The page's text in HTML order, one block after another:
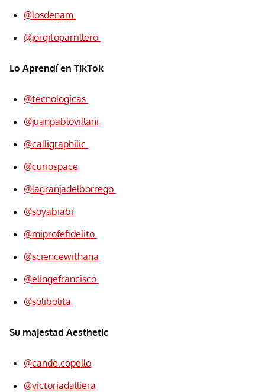
@losdenam
@jorgitoparrillero
Lo Aprendí en TikTok
@tecnologicas
@juanpablovillani
@calligraphilic
@curiospace
@lagranjadelborrego
@soyabiabi
@miprofefidelito
@sciencewithana
@elingefrancisco
@solibolita
Su majestad Aesthetic
@cande.copello
@victoriadalliera